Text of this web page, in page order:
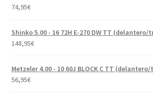
74,95€
Shinko 5.00 - 16 72H E-270 DW TT (delantero/
148,95€
Metzeler 4.00 - 10 60J BLOCK C TT
56,95€